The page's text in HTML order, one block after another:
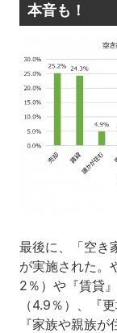
本音も！
最後に、「空き
が実施された。
2％）や『賃貸
（4.9％）、『
『家族や親族